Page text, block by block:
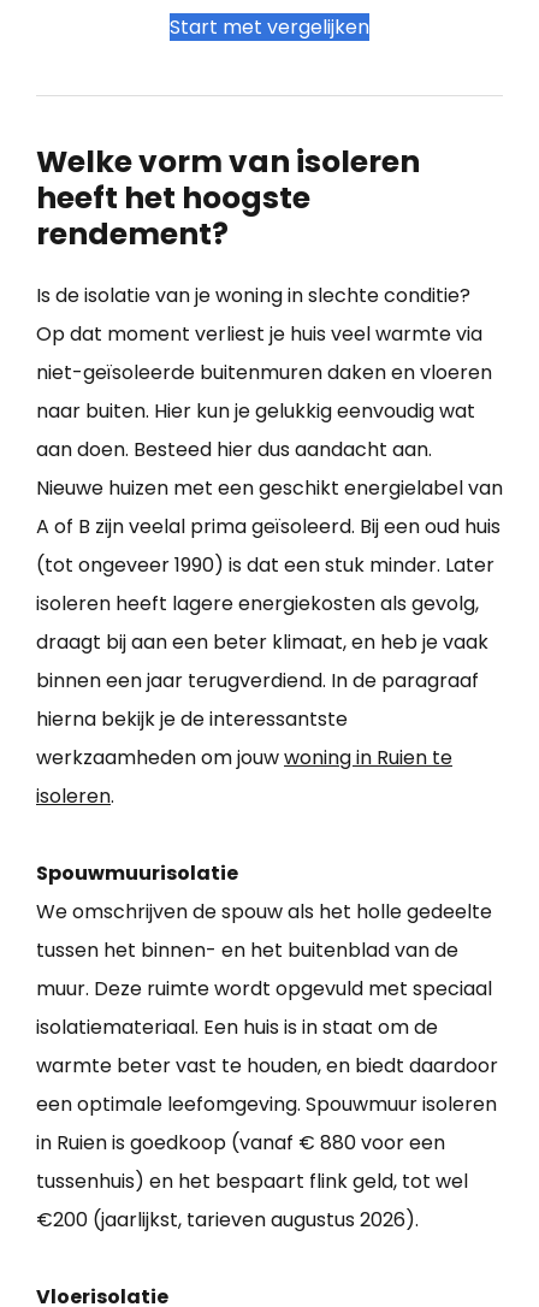
Start met vergelijken
Welke vorm van isoleren
heeft het hoogste
rendement?
Is de isolatie van je woning in slechte conditie?
Op dat moment verliest je huis veel warmte via
niet-geïsoleerde buitenmuren daken en vloeren
naar buiten. Hier kun je gelukkig eenvoudig wat
aan doen. Besteed hier dus aandacht aan.
Nieuwe huizen met een geschikt energielabel van
A of B zijn veelal prima geïsoleerd. Bij een oud huis
(tot ongeveer 1990) is dat een stuk minder. Later
isoleren heeft lagere energiekosten als gevolg,
draagt bij aan een beter klimaat, en heb je vaak
binnen een jaar terugverdiend. In de paragraaf
hierna bekijk je de interessantste
werkzaamheden om jouwwoning in Ruien te
isoleren.
Spouwmuurisolatie
We omschrijven de spouw als het holle gedeelte
tussen het binnen- en het buitenblad van de
muur. Deze ruimte wordt opgevuld met speciaal
isolatiemateriaal. Een huis is in staat om de
warmte beter vast te houden, en biedt daardoor
een optimale leefomgeving. Spouwmuur isoleren
in Ruien is goedkoop (vanaf € 880 voor een
tussenhuis) en het bespaart flink geld, tot wel
€200 (jaarlijkst, tarieven augustus 2026).
Vloerisolatie